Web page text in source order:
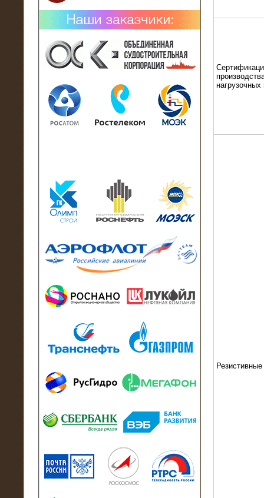
02.02.2019
Нагрузочный комплекс 26 МВт (10
кВ) поставлен в аренду на
13.07.2018
модуль в контейнере 2700 кВА на
Балтийский завод
Активно-реактивные нагрузочные
модули 15 МВт (21,5 МВА) На Кубок
конфедераций